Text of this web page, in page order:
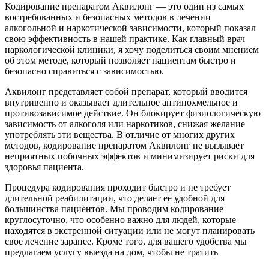
Кодирование препаратом Аквилонг — это один из самых
востребованных и безопасных методов в лечении
алкогольной и наркотической зависимости, который показал
свою эффективность в нашей практике. Как главный врач
наркологической клиники, я хочу поделиться своим мнением
об этом методе, который позволяет пациентам быстро и
безопасно справиться с зависимостью.
Аквилонг представляет собой препарат, который вводится
внутривенно и оказывает длительное антипохмельное и
противозависимое действие. Он блокирует физиологическую
зависимость от алкоголя или наркотиков, снижая желание
употреблять эти вещества. В отличие от многих других
методов, кодирование препаратом Аквилонг не вызывает
неприятных побочных эффектов и минимизирует риски для
здоровья пациента.
Процедура кодирования проходит быстро и не требует
длительной реабилитации, что делает ее удобной для
большинства пациентов. Мы проводим кодирование
круглосуточно, что особенно важно для людей, которые
находятся в экстренной ситуации или не могут планировать
свое лечение заранее. Кроме того, для вашего удобства мы
предлагаем услугу выезда на дом, чтобы не тратить